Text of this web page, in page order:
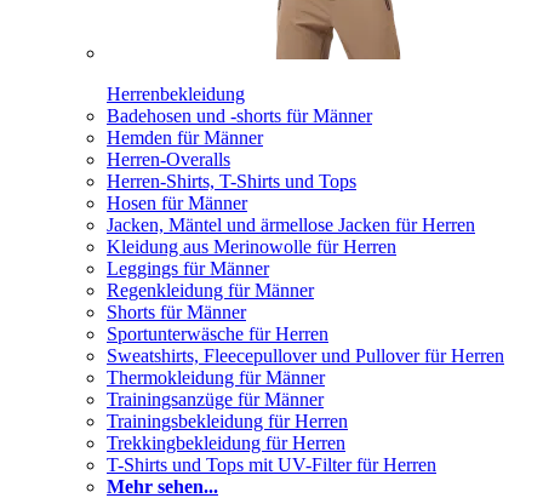
Herrenbekleidung
Badehosen und -shorts für Männer
Hemden für Männer
Herren-Overalls
Herren-Shirts, T-Shirts und Tops
Hosen für Männer
Jacken, Mäntel und ärmellose Jacken für Herren
Kleidung aus Merinowolle für Herren
Leggings für Männer
Regenkleidung für Männer
Shorts für Männer
Sportunterwäsche für Herren
Sweatshirts, Fleecepullover und Pullover für Herren
Thermokleidung für Männer
Trainingsanzüge für Männer
Trainingsbekleidung für Herren
Trekkingbekleidung für Herren
T-Shirts und Tops mit UV-Filter für Herren
Mehr sehen...